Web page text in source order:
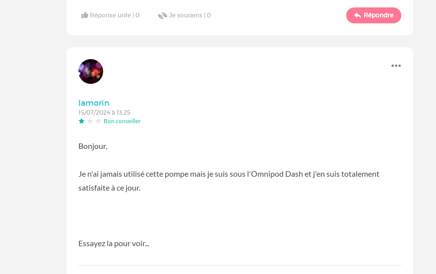
Réponse utile |0 Je soutiens |0 Répondre
lamorin
15/07/2024 à 13:25
Bon conseiller
Bonjour,
Je n'ai jamais utilisé cette pompe mais je suis sous l'Omnipod Dash et j'en suis totalement
satisfaite à ce jour.
Essayez la pour voir...